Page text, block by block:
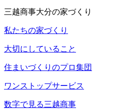
三越商事大分の家づくり
私たちの家づくり
大切にしていること
住まいづくりのプロ集団
ワンストップサービス
数字で見る三越商事